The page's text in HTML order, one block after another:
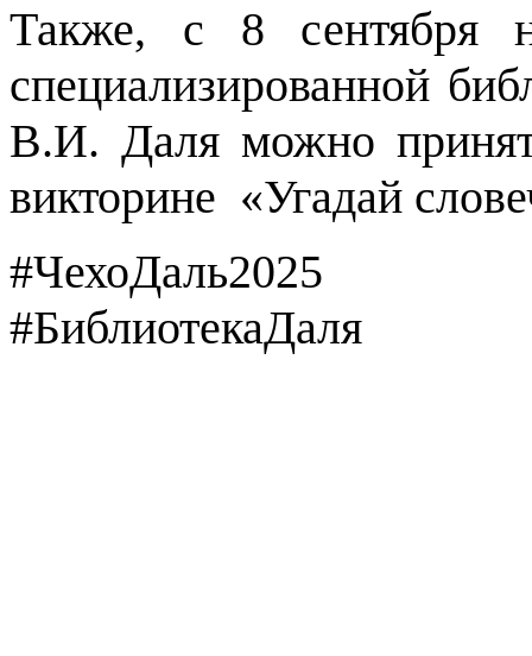
Также, с 8 сентября
специализированной
В.И. Даля можно
викторине «Угадай
#ЧехоДаль2025
#БиблиотекаДаля